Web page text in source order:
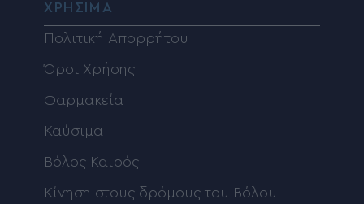
ΧΡΗΣΙΜΑ
Πολιτική Απορρήτου
Όροι Χρήσης
Φαρμακεία
Καύσιμα
Βόλος Καιρός
Κίνηση στους δρόμους του Βόλου